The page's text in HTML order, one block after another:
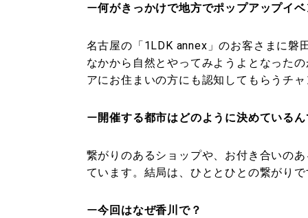
ー何がきっかけで地方でポップアップイ
名古屋の「1LDK annex」のお客さまに磐
なかから自然とやってみようよとなった
アにお住まいの方にも認知してもらうチ
ー開催する都市はどのように決めている
繋がりのあるショップや、お付き合いの
ています。結局は、ひととひとの繋がり
ー今回はなぜ香川で？